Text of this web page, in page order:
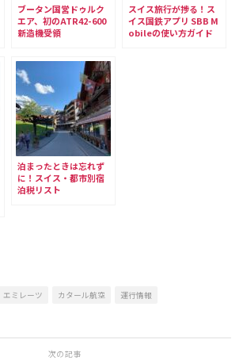
ブータン国営ドゥルク
エア、初のATR42-600
新造機受領
スイス旅行が捗る！ス
イス国鉄アプリ SBB M
obileの使い方ガイド
泊まったときは忘れず
に！スイス・都市別宿
泊税リスト
エミレーツ カタール航空 運行情報
次の記事